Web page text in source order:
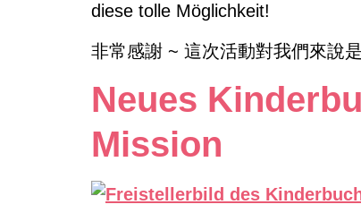
diese tolle Möglichkeit!
非常感謝 ~ 這次活動對我們來說
Neues
Mission